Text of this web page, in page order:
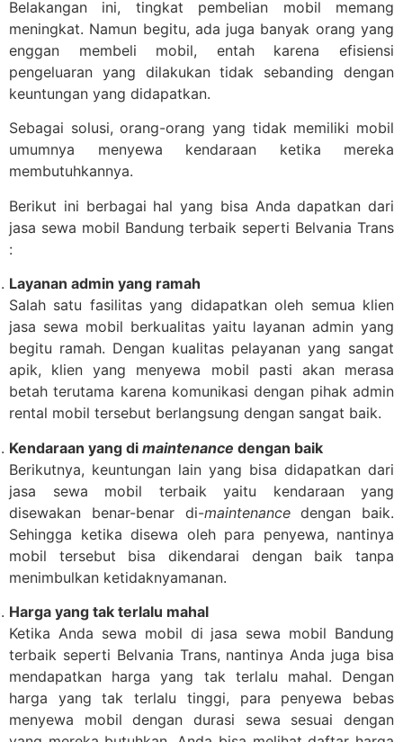
Belakangan ini, tingkat pembelian mobil memang
meningkat. Namun begitu, ada juga banyak orang yang
enggan membeli mobil, entah karena efisiensi
pengeluaran yang dilakukan tidak sebanding dengan
keuntungan yang didapatkan.
Sebagai solusi, orang-orang yang tidak memiliki mobil
umumnya menyewa kendaraan ketika mereka
membutuhkannya.
Berikut ini berbagai hal yang bisa Anda dapatkan dari
jasa sewa mobil Bandung terbaik seperti Belvania Trans
:
Layanan admin yang ramah
Salah satu fasilitas yang didapatkan oleh semua klien
jasa sewa mobil berkualitas yaitu layanan admin yang
begitu ramah. Dengan kualitas pelayanan yang sangat
apik, klien yang menyewa mobil pasti akan merasa
betah terutama karena komunikasi dengan pihak admin
rental mobil tersebut berlangsung dengan sangat baik.
Kendaraan yang di maintenance dengan baik
Berikutnya, keuntungan lain yang bisa didapatkan dari
jasa sewa mobil terbaik yaitu kendaraan yang
disewakan benar-benar di-maintenancedengan baik.
Sehingga ketika disewa oleh para penyewa, nantinya
mobil tersebut bisa dikendarai dengan baik tanpa
menimbulkan ketidaknyamanan.
Harga yang tak terlalu mahal
Ketika Anda sewa mobil di jasa sewa mobil Bandung
terbaik seperti Belvania Trans, nantinya Anda juga bisa
mendapatkan harga yang tak terlalu mahal. Dengan
harga yang tak terlalu tinggi, para penyewa bebas
menyewa mobil dengan durasi sewa sesuai dengan